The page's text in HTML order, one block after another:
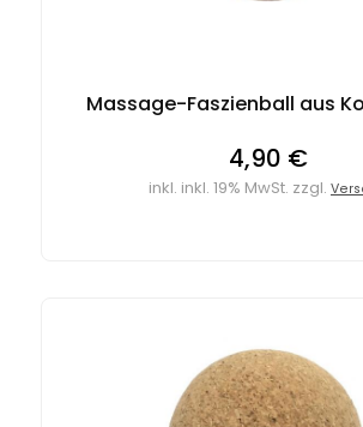
Massage-Faszienball aus
4,90 €
inkl. inkl. 19% MwSt. zzgl.